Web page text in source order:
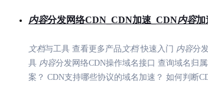
开
发
服
务
与
内容分发网络CDN_CDN加速_CDN内容加
文档与工具 查看更多产品 文档快速入门 内容分
具 内容分发网络CDN操作域名接口 查询域名归
案？ CDN支持哪些协议的域名加速？ 如何判断